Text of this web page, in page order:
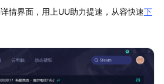
情界面，用上UU助力提速，从容快速下